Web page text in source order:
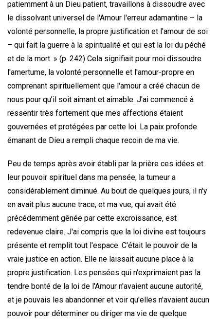
patiemment à un Dieu patient, travaillons à dissoudre avec
le dissolvant universel de l'Amour l'erreur adamantine – la
volonté personnelle, la propre justification et l'amour de soi
– qui fait la guerre à la spiritualité et qui est la loi du péché
et de la mort. » (p. 242) Cela signifiait pour moi dissoudre
l'amertume, la volonté personnelle et l'amour-propre en
comprenant spirituellement que l'amour a créé chacun de
nous pour qu’il soit aimant et aimable. J'ai commencé à
ressentir très fortement que mes affections étaient
gouvernées et protégées par cette loi. La paix profonde
émanant de Dieu a rempli chaque recoin de ma vie.
Peu de temps après avoir établi par la prière ces idées et
leur pouvoir spirituel dans ma pensée, la tumeur a
considérablement diminué. Au bout de quelques jours, il n'y
en avait plus aucune trace, et ma vue, qui avait été
précédemment gênée par cette excroissance, est
redevenue claire. J'ai compris que la loi divine est toujours
présente et remplit tout l'espace. C'était le pouvoir de la
vraie justice en action. Elle ne laissait aucune place à la
propre justification. Les pensées qui n'exprimaient pas la
tendre bonté de la loi de l'Amour n'avaient aucune autorité,
et je pouvais les abandonner et voir qu'elles n'avaient aucun
pouvoir pour déterminer ou diriger ma vie de quelque